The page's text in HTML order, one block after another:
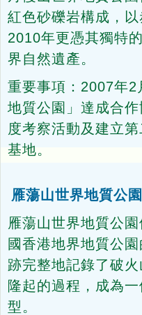
紅色砂礫岩構成，以
2010年更憑其獨特
界自然遺產。
重要事項：2007年2
地質公園」達成合
度考察活動及建立
基地。
雁蕩山世界地質公園
雁蕩山世界地質公
國香港地界地質公
跡完整地記錄了破
隆起的過程，成為
型。